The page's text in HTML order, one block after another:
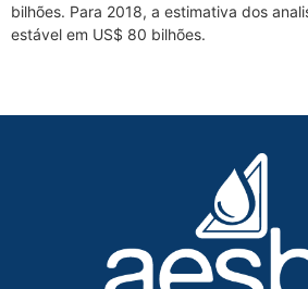
bilhões. Para 2018, a estimativa dos
estável em US$ 80 bilhões.